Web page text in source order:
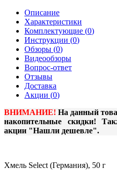
Описание
Характеристики
Комплектующие (0)
Инструкции (0)
Обзоры (0)
Видеообзоры
Вопрос-ответ
Отзывы
Доставка
Акции (0)
ВНИМАНИЕ! На данный
накопительные скидки!
акции "Нашли дешевле".
Хмель Select (Германия), 50 г